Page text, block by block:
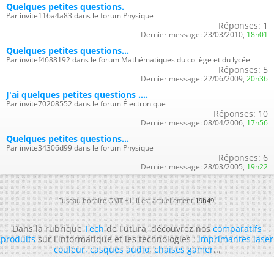
Quelques petites questions.
Par invite116a4a83 dans le forum Physique
Réponses: 1
Dernier message: 23/03/2010, 18h01
Quelques petites questions...
Par invitef4688192 dans le forum Mathématiques du collège et du lycée
Réponses: 5
Dernier message: 22/06/2009, 20h36
J'ai quelques petites questions ....
Par invite70208552 dans le forum Électronique
Réponses: 10
Dernier message: 08/04/2006, 17h56
Quelques petites questions...
Par invite34306d99 dans le forum Physique
Réponses: 6
Dernier message: 28/03/2005, 19h22
Fuseau horaire GMT +1. Il est actuellement19h49.
Dans la rubriqueTechde Futura, découvrez noscomparatifs
produitssur l'informatique et les technologies :imprimantes laser
couleur,casques audio,chaises gamer...